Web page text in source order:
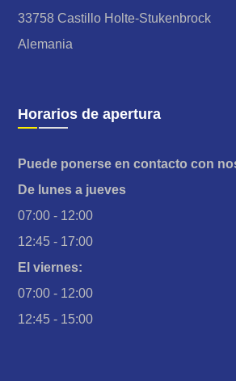
33758 Castillo Holte-Stukenbrock
Alemania
Horarios de apertura
Puede ponerse en contacto con
De lunes a jueves
07:00 - 12:00
12:45 - 17:00
El viernes:
07:00 - 12:00
12:45 - 15:00